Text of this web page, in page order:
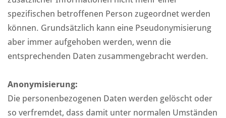
spezifischen betroffenen Person zugeordnet werden
können. Grundsätzlich kann eine Pseudonymisierung
aber immer aufgehoben werden, wenn die
entsprechenden Daten zusammengebracht werden.
Anonymisierung:
Die personenbezogenen Daten werden gelöscht oder
so verfremdet, dass damit unter normalen Umständen